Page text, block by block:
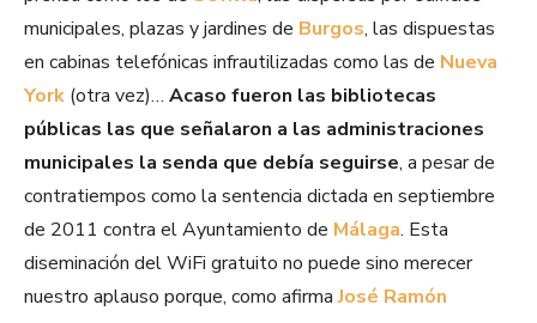
municipales, plazas y jardines de Burgos, las dispuestas
en cabinas telefónicas infrautilizadas como las de Nueva
York (otra vez)… Acaso fueron las bibliotecas
públicas las que señalaron a las administraciones
municipales la senda que debía seguirse, a pesar de
contratiempos como la sentencia dictada en septiembre
de 2011 contra el Ayuntamiento de Málaga. Esta
diseminación del WiFi gratuito no puede sino merecer
nuestro aplauso porque, como afirmaJosé Ramón